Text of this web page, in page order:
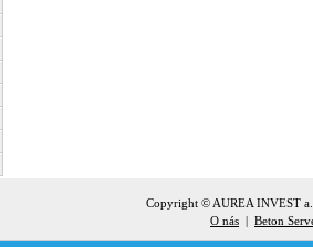
Copyright © AUREA INVEST
O nás | Beton